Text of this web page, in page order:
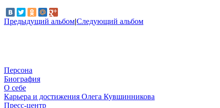
Предыдущий альбом|Следующий альбом
Персона
Биография
О себе
Карьера и достижения Олега Кувшинникова
Пресс-центр